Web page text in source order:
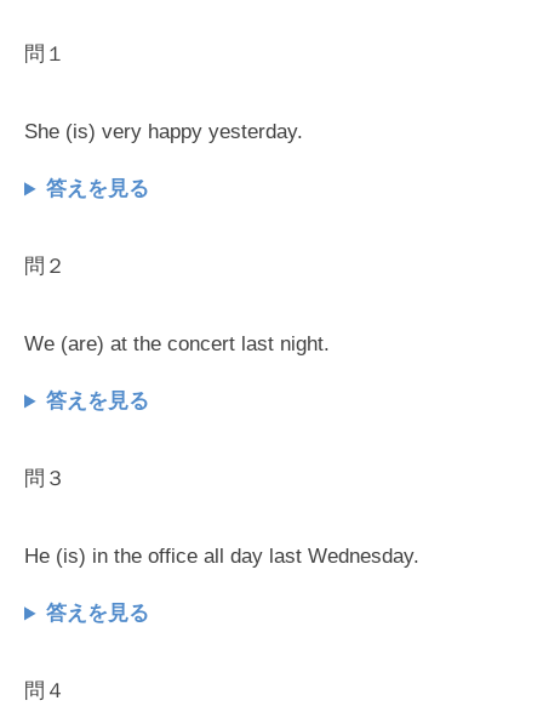
問１
She (is) very happy yesterday.
答えを見る
問２
We (are) at the concert last night.
答えを見る
問３
He (is) in the office all day last Wednesday.
答えを見る
問４